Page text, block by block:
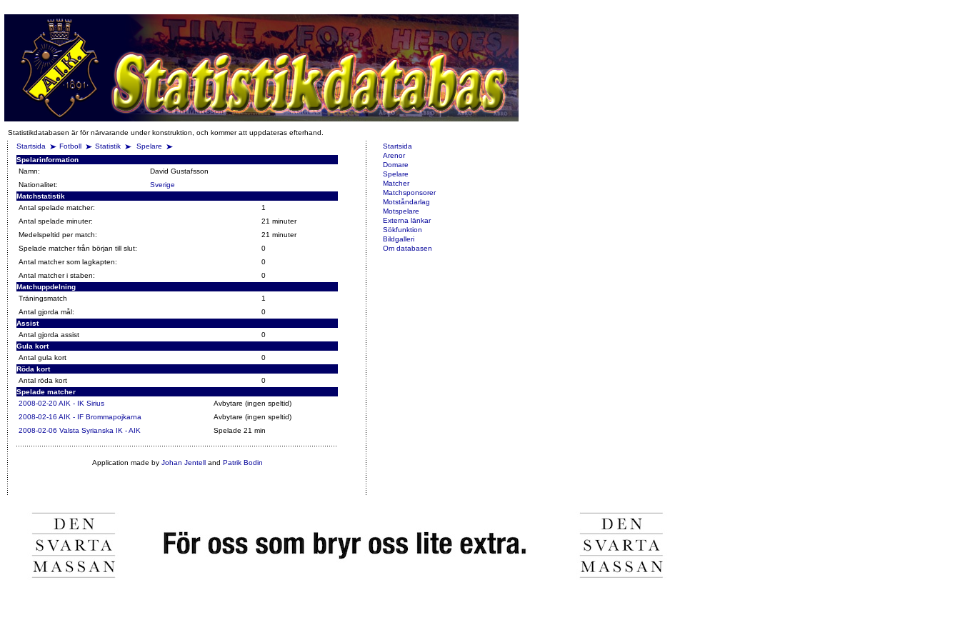
Statistikdatabasen är för närvarande under konstruktion, och kommer att uppdateras efterhand.
Startsida
Fotboll Statistik
Spelare
Spelarinformation
Namn:
David Gustafsson
Nationalitet:
Sverige
Matchstatistik
Antal spelade matcher:
1
Antal spelade minuter:
21 minuter
Medelspeltid per match:
21 minuter
Spelade matcher från början till slut:
0
Antal matcher som lagkapten:
0
Antal matcher i staben:
0
Matchuppdelning
Träningsmatch
1
Antal gjorda mål:
0
Assist
Antal gjorda assist
0
Gula kort
Antal gula kort
0
Röda kort
Antal röda kort
0
Spelade matcher
2008-02-20AIK - IK Sirius
Avbytare (ingen speltid)
2008-02-16 AIK - IF Brommapojkarna
Avbytare (ingen speltid)
2008-02-06 Valsta Syrianska IK - AIK Spelade 21 min
Application made by Johan Jentelland Patrik Bodin
Startsida
Arenor
Domare
Spelare
Matcher
Matchsponsorer
Motståndarlag
Motspelare
Externa länkar
Sökfunktion
Bildgalleri
Om databasen